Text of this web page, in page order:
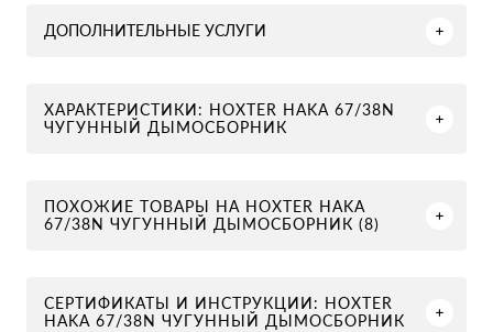
ДОПОЛНИТЕЛЬНЫЕ УСЛУГИ
ХАРАКТЕРИСТИКИ: HOXTER HAKA 67/38N
ЧУГУННЫЙ ДЫМОСБОРНИК
ПОХОЖИЕ ТОВАРЫ НА HOXTER HAKA
67/38N ЧУГУННЫЙ ДЫМОСБОРНИК (8)
СЕРТИФИКАТЫ И ИНСТРУКЦИИ: HOXTER
HAKA 67/38N ЧУГУННЫЙ ДЫМОСБОРНИК